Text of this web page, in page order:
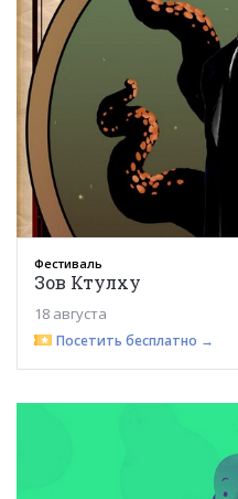
Фестиваль
Зов Ктулху
18 августа
Посетить бесплатно →